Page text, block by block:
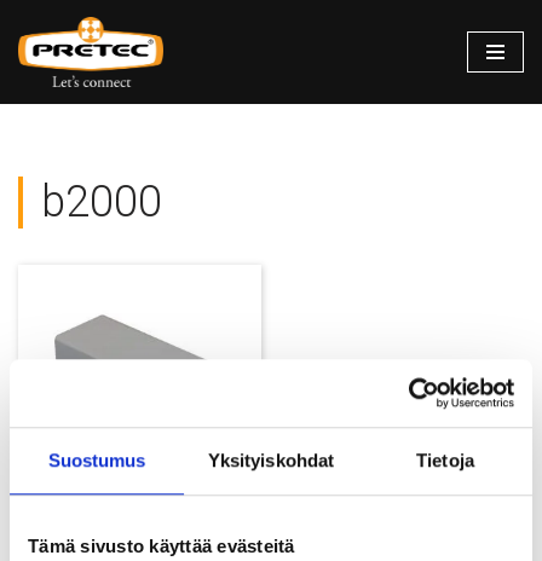
Suostumus Yksityiskohdat Tietoja
Tämä sivusto käyttää evästeitä
Siirry
suoraan
b2000
Jatkohylsy B2000 PC-Coat